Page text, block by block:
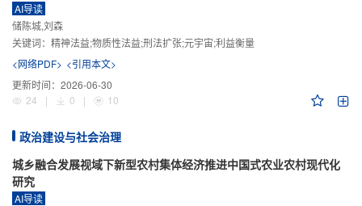
AI导读
储陈城,刘森
关键词： 精神法益;物质性法益;刑法扩张;元宇宙;利益衡量
<网络PDF> <引用本文>
更新时间： 2026-06-30
24
| 0 | 10
政治建设与社会治理
城乡融合发展视域下新型农村集体经济推进中国式农业农村现代化
研究
AI导读